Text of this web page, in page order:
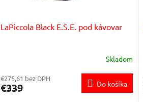
LaPiccola Black E.S.E. pod kávovar
Skladom
€275,61 bez DPH
€339 Do košíka